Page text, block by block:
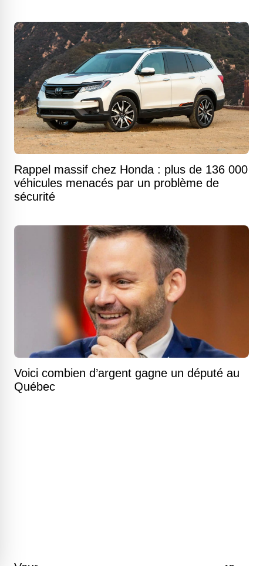
Rappel massif chez Honda : plus de 136 000
véhicules menacés par un problème de
sécurité
Voici combien d’argent gagne un député au
Québec